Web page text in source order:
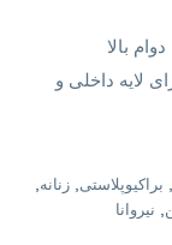
بالا
لایه داخلی و
, براکیوپلاستی, زنانه,
, نیروانا